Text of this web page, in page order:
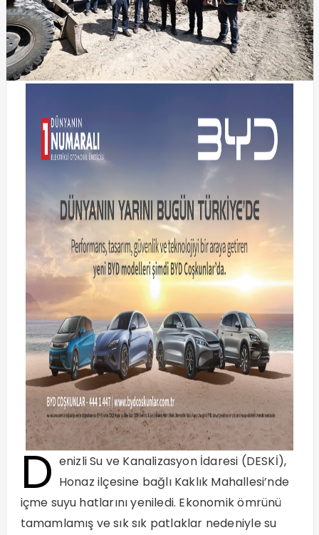
D enizli Su ve Kanalizasyon İdaresi (DESKİ),
Honaz ilçesine bağlı Kaklık Mahallesi’nde
içme suyu hatlarını yeniledi. Ekonomik ömrünü
tamamlamış ve sık sık patlaklar nedeniyle su